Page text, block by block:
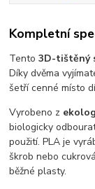
Kompletní
Tento3D-tištěný
Díky dvěma
šetří cenné místo
Vyrobeno z
biologicky
použití. PLA je
škrob nebo
běžné plasty.